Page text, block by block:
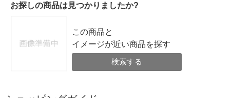
お探しの商品は見つかりましたか?
この商品と
イメージが近い商品を探す
検索する